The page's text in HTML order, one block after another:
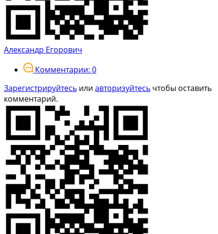
Александр Егорович
Комментарии: 0
Зарегистрируйтесь или авторизуйтесь чтобы оставить
комментарий.